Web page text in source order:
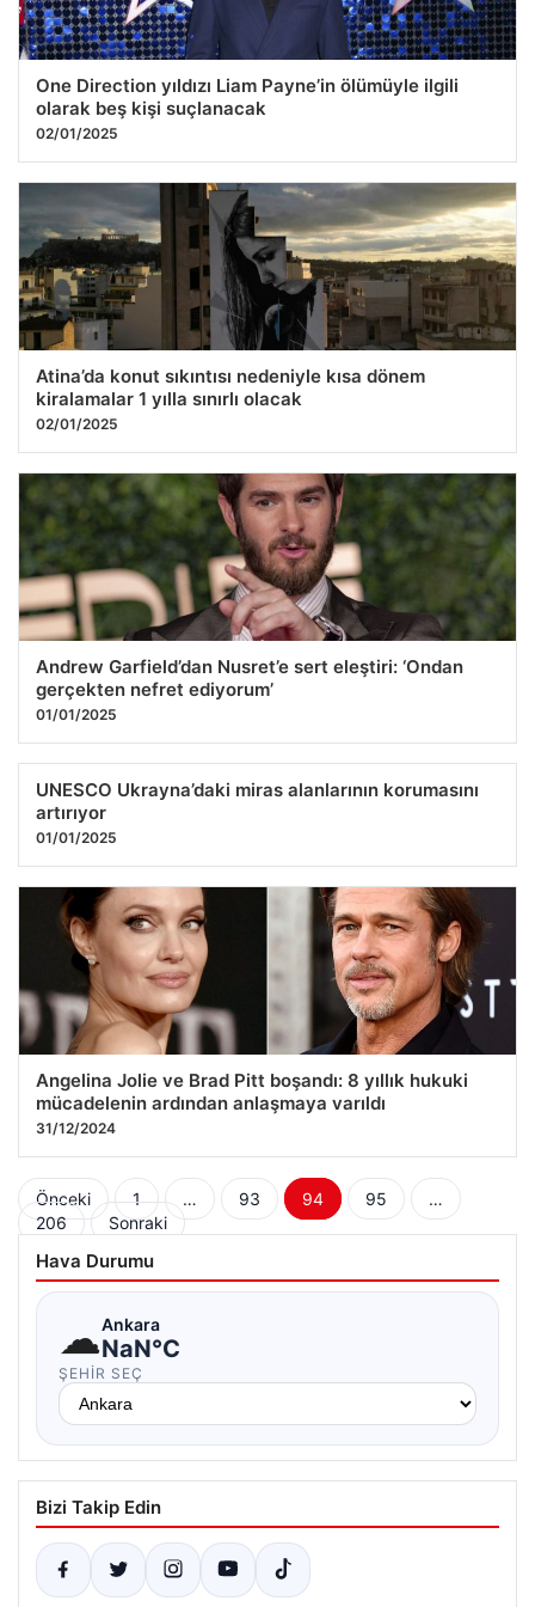
One Direction yıldızı Liam Payne’in ölümüyle ilgili
olarak beş kişi suçlanacak
02/01/2025
Atina’da konut sıkıntısı nedeniyle kısa dönem
kiralamalar 1 yılla sınırlı olacak
02/01/2025
Andrew Garfield’dan Nusret’e sert eleştiri: ‘Ondan
gerçekten nefret ediyorum’
01/01/2025
UNESCO Ukrayna’daki miras alanlarının korumasını
artırıyor
01/01/2025
Angelina Jolie ve Brad Pitt boşandı: 8 yıllık hukuki
mücadelenin ardından anlaşmaya varıldı
31/12/2024
Yazı
sayfalaması
Önceki 1 … 93 94 95
…
206
Sonraki
Hava Durumu
☁Ankara
NaN°C
ŞEHIR SEÇ
Bizi Takip Edin